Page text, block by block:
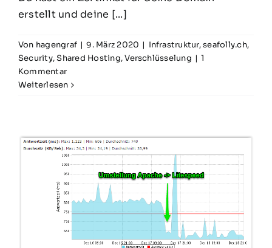
erstellt und deine [...]
Von hagengraf | 9. März 2020 | Infrastruktur,seafolly.ch,
Security,Shared Hosting,Verschlüsselung | 1
Kommentar
Weiterlesen